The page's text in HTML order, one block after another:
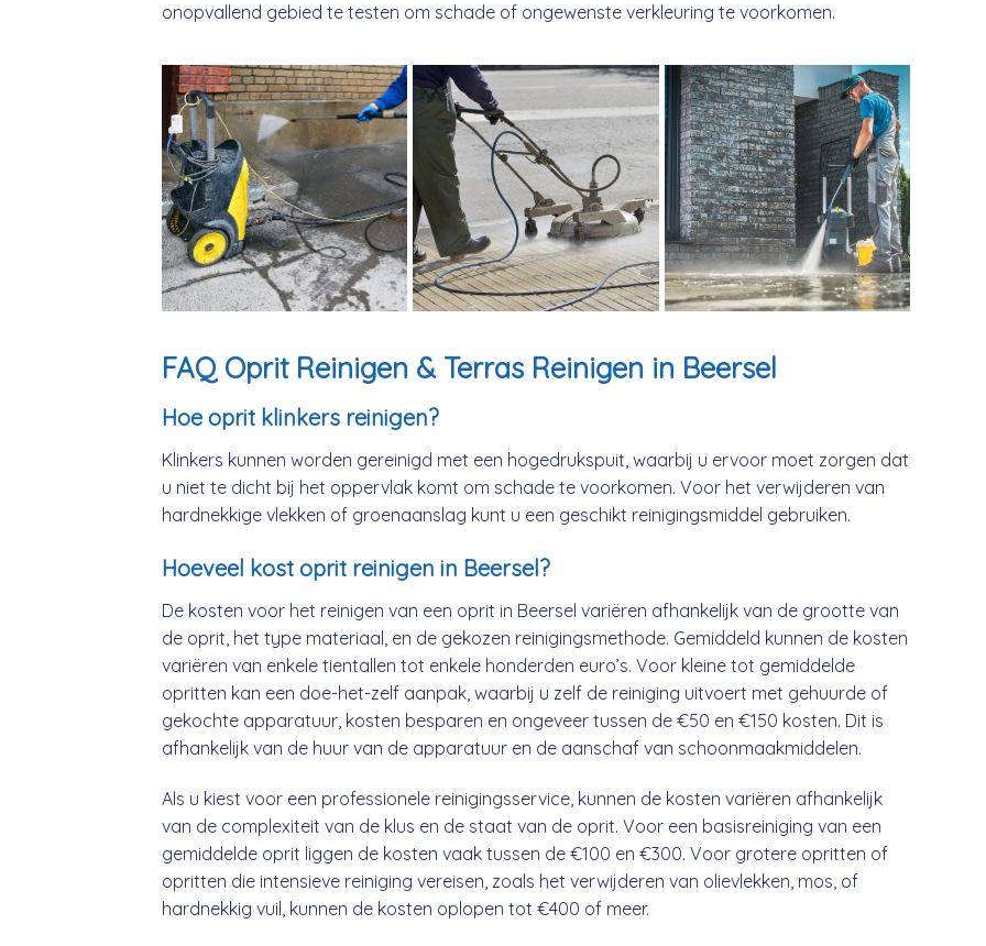
onopvallend gebied te testen om schade of ongewenste verkleuring te voorkomen.
FAQ Oprit Reinigen & Terras Reinigen in Beersel
Hoe oprit klinkers reinigen?
Klinkers kunnen worden gereinigd met een hogedrukspuit, waarbij u ervoor moet zorgen dat
u niet te dicht bij het oppervlak komt om schade te voorkomen. Voor het verwijderen van
hardnekkige vlekken of groenaanslag kunt u een geschikt reinigingsmiddel gebruiken.
Hoeveel kost oprit reinigen in Beersel?
De kosten voor het reinigen van een oprit in Beersel variëren afhankelijk van de grootte van
de oprit, het type materiaal, en de gekozen reinigingsmethode. Gemiddeld kunnen de kosten
variëren van enkele tientallen tot enkele honderden euro’s. Voor kleine tot gemiddelde
opritten kan een doe-het-zelf aanpak, waarbij u zelf de reiniging uitvoert met gehuurde of
gekochte apparatuur, kosten besparen en ongeveer tussen de €50 en €150 kosten. Dit is
afhankelijk van de huur van de apparatuur en de aanschaf van schoonmaakmiddelen.
Als u kiest voor een professionele reinigingsservice, kunnen de kosten variëren afhankelijk
van de complexiteit van de klus en de staat van de oprit. Voor een basisreiniging van een
gemiddelde oprit liggen de kosten vaak tussen de €100 en €300. Voor grotere opritten of
opritten die intensieve reiniging vereisen, zoals het verwijderen van olievlekken, mos, of
hardnekkig vuil, kunnen de kosten oplopen tot €400 of meer.